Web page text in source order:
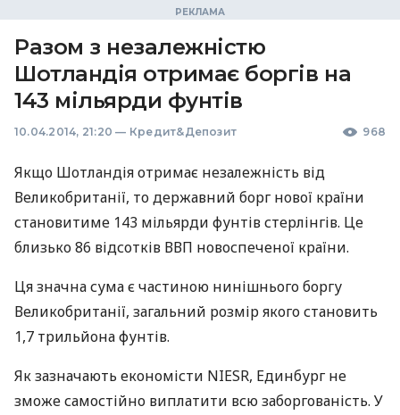
Разом з незалежністю
Шотландія отримає боргів на
143 мільярди фунтів
10.04.2014, 21:20 — Кредит&Депозит 968
Якщо Шотландія отримає незалежність від
Великобританії, то державний борг нової країни
становитиме 143 мільярди фунтів стерлінгів. Це
близько 86 відсотків ВВП новоспеченої країни.
Ця значна сума є частиною нинішнього боргу
Великобританії, загальний розмір якого становить
1,7 трильйона фунтів.
Як зазначають економісти NIESR, Единбург не
зможе самостійно виплатити всю заборгованість. У